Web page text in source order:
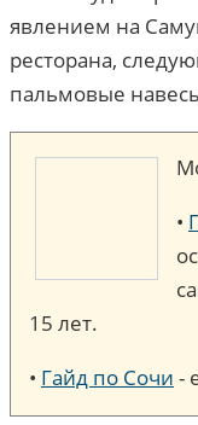
явлением на
ресторана,
пальмовые
•
15 лет.
• Гайд по Сочи -